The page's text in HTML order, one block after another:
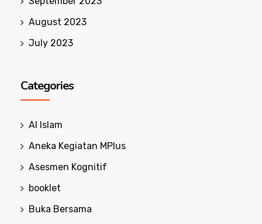
August 2023
July 2023
Categories
Al Islam
Aneka Kegiatan MPlus
Asesmen Kognitif
booklet
Buka Bersama